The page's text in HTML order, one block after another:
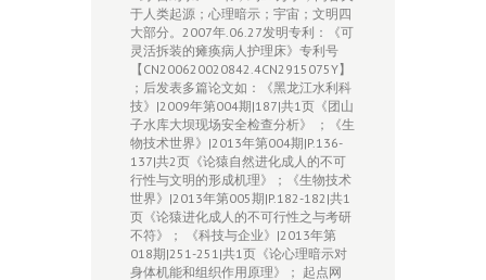
于人类起源；心理暗示；宇宙；文明四
大部分。2007年.06.27发明专利：《可
灵活拆装的瘫痪病人护理床》专利号
【CN200620020842.4CN2915075Y】
；后发表多篇论文如：《黑龙江水利科
技》|2009年第004期|187|共1页《团山
子水库大坝现场安全检查分析》 ；《生
物技术世界》|2013年第004期|P.136-
137|共2页《论猿自然进化成人的不可
行性与文明的形成机理》；《生物技术
世界》|2013年第005期|P.182-182|共1
页《论猿进化成人的不可行性之与考研
不符》； 《科技与企业》|2013年第
018期|251-251|共1页《论心理暗示对
身体机能和组织作用原理》； 起点网